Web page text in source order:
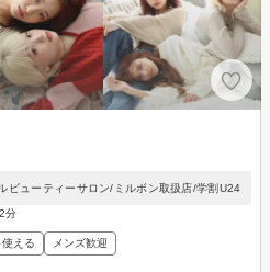
ビューティーサロン/ミルボン取扱店/学割U24
分
える メンズ歓迎